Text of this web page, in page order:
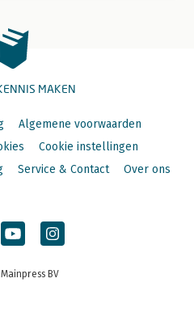
MAKEN
Algemene voorwaarden
Cookie instellingen
Service & Contact Over ons
BV